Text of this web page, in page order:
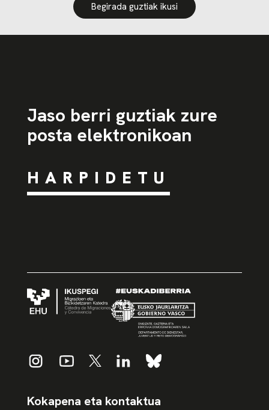
Begirada guztiak ikusi
Jaso berri guztiak zure
posta elektronikoan
HARPIDETU
Kokapena eta kontaktua